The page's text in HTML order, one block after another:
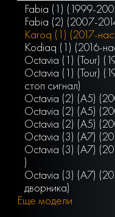
Fabia (1) (1999-
Fabia (2) (2007-
Karoq (1) (2017-
Kodiaq (1) (2016-
Octavia (1) (Tour)
Octavia (1) (Tour)
стоп сигнал)
Octavia (2) (A5)
Octavia (2) (A5)
Octavia (2) (A5)
Octavia (3) (A7)
Octavia (3) (A7)
)
Octavia (3) (A7)
дворника)
Еще модели